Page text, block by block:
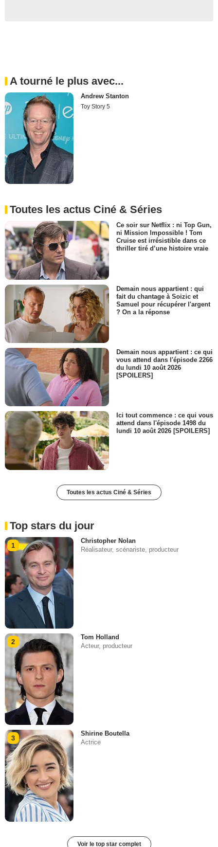
A tourné le plus avec...
Andrew Stanton
Toy Story 5
Toutes les actus Ciné & Séries
Ce soir sur Netflix : ni Top Gun,
ni Mission Impossible ! Tom
Cruise est irrésistible dans ce
thriller tiré d’une histoire vraie
Demain nous appartient : qui
fait du chantage à Soizic et
Samuel pour récupérer l'argent
? On a la réponse
Demain nous appartient : ce qui
vous attend dans l'épisode 2266
du lundi 10 août 2026
[SPOILERS]
Ici tout commence : ce qui vous
attend dans l'épisode 1498 du
lundi 10 août 2026 [SPOILERS]
Toutes les actus Ciné & Séries
Top stars du jour
1
Christopher Nolan
Réalisateur, scénariste, producteur
2
Tom Holland
Acteur, producteur
3
Shirine Boutella
Actrice
Voir le top star complet